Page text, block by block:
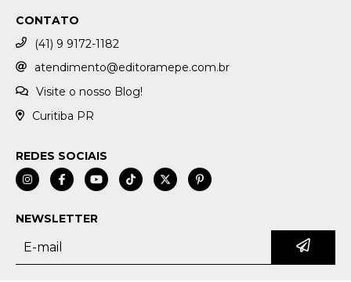
CONTATO
(41) 9 9172-1182
atendimento@editoramepe.com.br
Visite o nosso Blog!
Curitiba PR
REDES SOCIAIS
NEWSLETTER